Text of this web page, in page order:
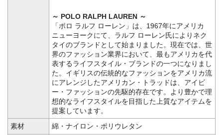
～ POLO RALPH LAUREN ～
「ポロ ラルフ ローレン」は、1967年にアメリカ
ニューヨークにて、ラルフ ローレン氏によりネク
タイのブランドとして始まりました。現在では、世
界のファッション業界において、最もアメリカを代
表するライフスタイル・ブランドの一つになりまし
た。イギリスの伝統的なファッションをアメリカ流
にアレンジしたアメリカン・トラッドは、アイビ
ー・ファッションの先駆的存在です。より豊かで理
想的なライフスタイルを目指した上質なアイテムを
提案しています。
素材
綿・ナイロン・ポリウレタン